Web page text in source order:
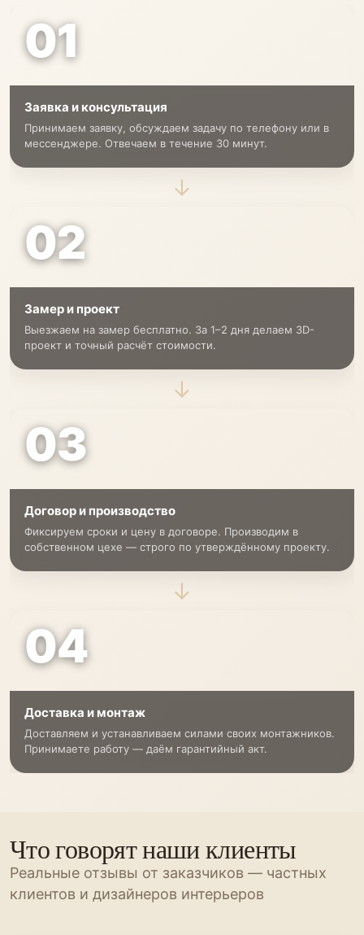
01
Заявка и консультация
Принимаем заявку, обсуждаем задачу по телефону или в
мессенджере. Отвечаем в течение 30 минут.
→
02
Замер и проект
Выезжаем на замер бесплатно. За 1–2 дня делаем 3D-
проект и точный расчёт стоимости.
→
03
Договор и производство
Фиксируем сроки и цену в договоре. Производим в
собственном цехе — строго по утверждённому проекту.
→
04
Доставка и монтаж
Доставляем и устанавливаем силами своих монтажников.
Принимаете работу — даём гарантийный акт.
Что говорят наши клиенты
Реальные отзывы от заказчиков — частных
клиентов и дизайнеров интерьеров